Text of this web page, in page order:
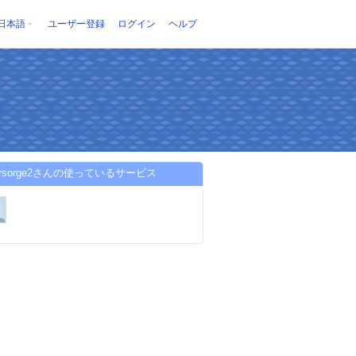
本語 ユーザー登録 ログイン ヘルプ
さんの使っているサービス